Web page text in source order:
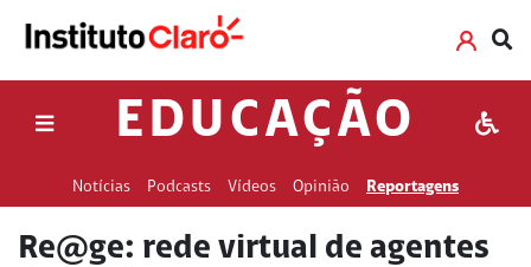
EDUCAÇÃO
Notícias Podcasts Vídeos Opinião Reportagens
Re@ge: rede virtual de agentes